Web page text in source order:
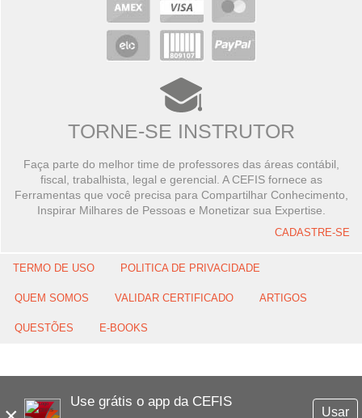
Use grátis o app da CEFIS
Usar
TORNE-SE INSTRUTOR
Faça parte do melhor time de professores das áreas contábil,
fiscal, trabalhista, legal e gerencial. A CEFIS fornece as
Ferramentas que você precisa para Compartilhar Conhecimento,
Inspirar Milhares de Pessoas e Monetizar sua Expertise.
CADASTRE-SE
TERMO DE USO POLITICA DE PRIVACIDADE
QUEM SOMOS VALIDAR CERTIFICADO ARTIGOS
QUESTÕES E-BOOKS